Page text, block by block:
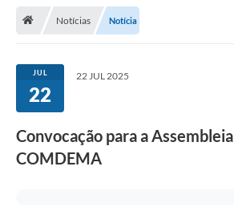
Departamentos
Contato
E-sic
Notícias Notícia
JUL
22
22 JUL 2025
Convocação para a
COMDEMA